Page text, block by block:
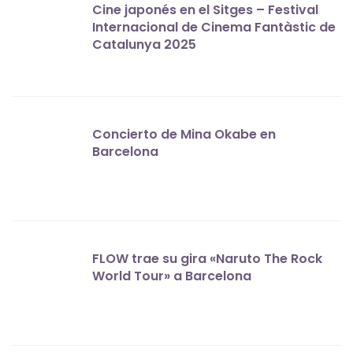
Cine japonés en el Sitges – Festival
Internacional de Cinema Fantàstic de
Catalunya 2025
Concierto de Mina Okabe en
Barcelona
FLOW trae su gira «Naruto The Rock
World Tour» a Barcelona